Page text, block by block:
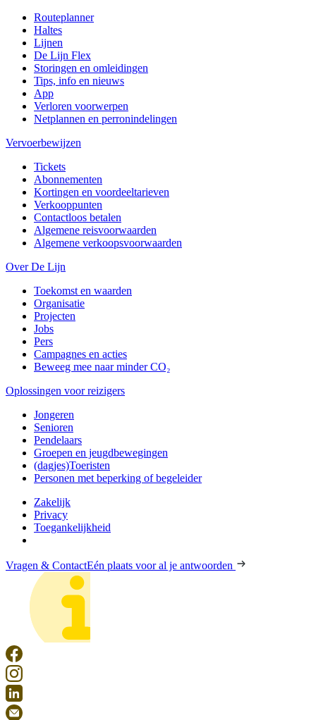
Routeplanner
Haltes
Lijnen
De Lijn Flex
Storingen en omleidingen
Tips, info en nieuws
App
Verloren voorwerpen
Netplannen en perronindelingen
Vervoerbewijzen
Tickets
Abonnementen
Kortingen en voordeeltarieven
Verkooppunten
Contactloos betalen
Algemene reisvoorwaarden
Algemene verkoopsvoorwaarden
Over De Lijn
Toekomst en waarden
Organisatie
Projecten
Jobs
Pers
Campagnes en acties
Beweeg mee naar minder CO₂
Oplossingen voor reizigers
Jongeren
Senioren
Pendelaars
Groepen en jeugdbewegingen
(dagjes)Toeristen
Personen met beperking of begeleider
Zakelijk
Privacy
Toegankelijkheid
Vragen & ContactEén plaats voor al je antwoorden